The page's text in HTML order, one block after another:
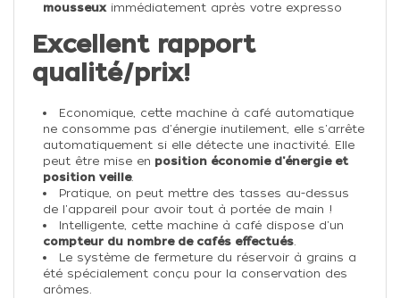
mousseux immédiatement après votre expresso
Excellent rapport
qualité/prix!
Economique, cette machine à café automatique
ne consomme pas d'énergie inutilement, elle s'arrête
automatiquement si elle détecte une inactivité. Elle
peut être mise en position économie d'énergie et
position veille.
Pratique, on peut mettre des tasses au-dessus
de l'appareil pour avoir tout à portée de main !
Intelligente, cette machine à café dispose d'un
compteur du nombre de cafés effectués.
Le système de fermeture du réservoir à grains a
été spécialement conçu pour la conservation des
arômes.